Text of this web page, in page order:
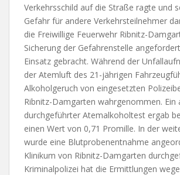
Verkehrsschild auf die Straße ragte und
Gefahr für andere Verkehrsteilnehmer
die Freiwillige Feuerwehr Ribnitz-
Sicherung der Gefahrenstelle
Einsatz gebracht. Während der
der Atemluft des 21-jährigen
Alkoholgeruch von eingesetzten
Ribnitz-Damgarten wahrgenommen. Ein
durchgeführter Atemalkoholtest ergab
einen Wert von 0,71 Promille. In der
wurde eine Blutprobenentnahme
Klinikum von Ribnitz-Damgarten
Kriminalpolizei hat die Ermittlungen